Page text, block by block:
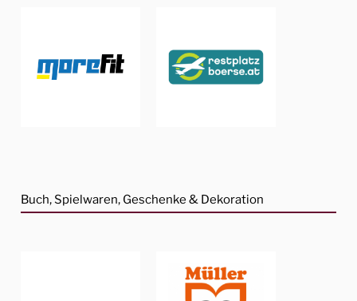
Buch, Spielwaren, Geschenke & Dekoration